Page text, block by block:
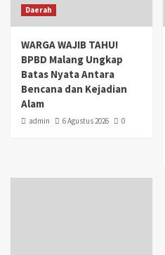
Daerah
WARGA WAJIB TAHU!
BPBD Malang Ungkap
Batas Nyata Antara
Bencana dan Kejadian
Alam
admin 6 Agustus 2026 0